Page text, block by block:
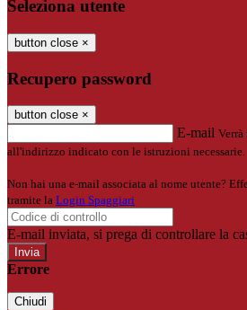
Seleziona utente
button close ×
Recupero password
button close ×
E-mail
all'indirizzo indicato con le istruzioni necessarie.
Non hai una e-mail associata al nome utente?
tramite la Login Spaggiari
E-mail inviata, si prega di controllare la
Errore
Chiudi